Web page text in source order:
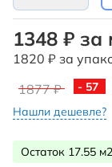
1348 ₽ за
1820 ₽ за
1877 ₽
- 57
Нашли дешевле?
Остаток 17.55 м2